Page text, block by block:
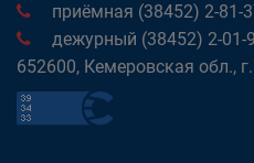
приёмная (38452) 2-81-
дежурный (38452) 2-01-
652600, Кемеровская обл.,